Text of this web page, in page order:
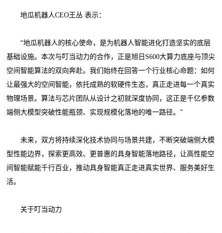
地瓜机器人CEO王丛 表示：
“地瓜机器人的核心使命，是为机器人智能进化打造坚实的底层
基础设施。本次与叮当动力的合作，正是旭日S600大算力底座与顶尖
空间智能算法的双向奔赴。我们始终在回答一个行业核心命题：如何
让最强大的空间智能，依托成熟的软硬件生态，真正走进每一个真实
物理场景。算法与芯片团队从设计之初就深度协同，这正是千亿参数
端侧大模型突破性能瓶颈、实现规模化落地的唯一路径。”
未来，双方将持续深化技术协同与场景共建，不断突破端侧大模
型性能边界，探索更高效、更普惠的具身智能落地路径，让高性能空
间智能赋能千行百业，推动具身智能真正走进真实世界、服务美好生
活。
关于叮当动力